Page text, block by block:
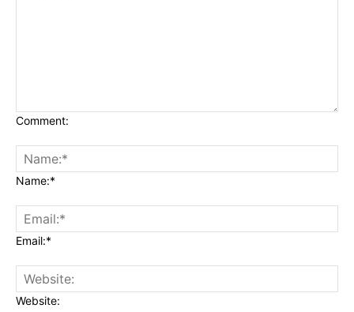
Comment:
Name:*
Email:*
Website: